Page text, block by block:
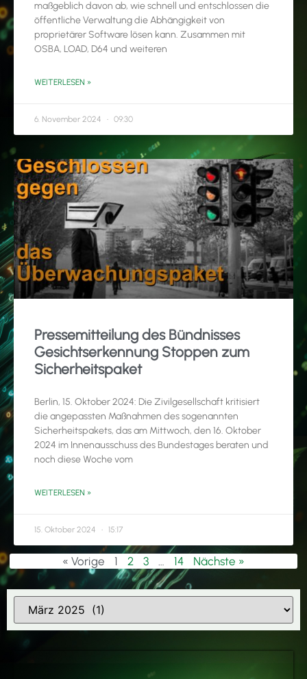
maßgeblich davon ab, wie schnell und entschlossen die
öffentliche Verwaltung die Abhängigkeit von
proprietärer Software lösen kann. Zusammen mit
OSBA, LOAD, D64 und weiteren
WEITERLESEN »
6. November 2024 09:30
Pressemitteilung des Bündnisses
Gesichtserkennung Stoppen zum
Sicherheitspaket
Berlin, 15. Oktober 2024: Die Zivilgesellschaft kritisiert
die angepassten Maßnahmen des sogenannten
Sicherheitspakets, das am Mittwoch, den 16. Oktober
2024 im Innenausschuss des Bundestages beraten und
noch diese Woche vom
WEITERLESEN »
15. Oktober 2024 15:17
« Vorige 1 2 3 14 Nächste »